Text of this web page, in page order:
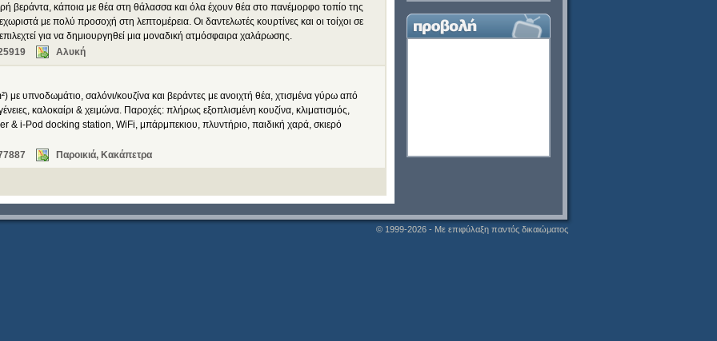
βεράντα, κάποια με θέα στη θάλασσα και όλα έχουν θέα στο πανέμορφο τοπίο της
με πολύ προσοχή στη λεπτομέρεια. Οι δαντελωτές κουρτίνες και οι τοίχοι σε
για να δημιουργηθεί μια μοναδική ατμόσφαιρα χαλάρωσης.
Αλυκή
με υπνοδωμάτιο, σαλόνι/κουζίνα και βεράντες με ανοιχτή θέα, χτισμένα γύρω από
καλοκαίρι & χειμώνα. Παροχές: πλήρως εξοπλισμένη κουζίνα, κλιματισμός,
& i-Pod docking station, WiFi, μπάρμπεκιου, πλυντήριο, παιδική χαρά, σκιερό
Παροικιά, Κακάπετρα
© 1999-2026 - Με επιφύλαξη παντός δικαιώματος